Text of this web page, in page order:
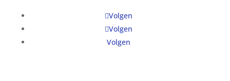
Volgen
Volgen
Volgen